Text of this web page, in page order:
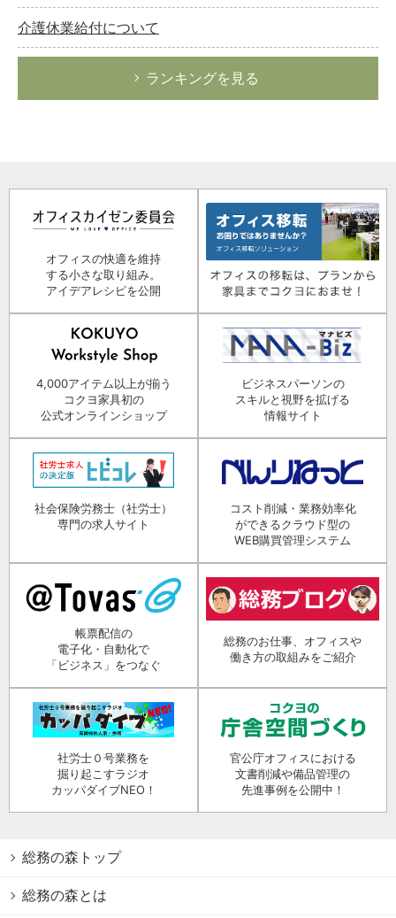
介護休業給付について
ランキングを見る
オフィスの快適を維持
する小さな取り組み。
アイデアレシピを公開
4,000アイテム以上が揃う
コクヨ家具初の
公式オンラインショップ
ビジネスパーソンの
スキルと視野を拡げる
情報サイト
社会保険労務士（社労士）
専門の求人サイト
コスト削減・業務効率化
ができるクラウド型の
WEB購買管理システム
帳票配信の
電子化・自動化で
「ビジネス」をつなぐ
総務のお仕事、オフィスや
働き方の取組みをご紹介
社労士０号業務を
掘り起こすラジオ
カッパダイブNEO！
官公庁オフィスにおける
文書削減や備品管理の
先進事例を公開中！
総務の森トップ
総務の森とは